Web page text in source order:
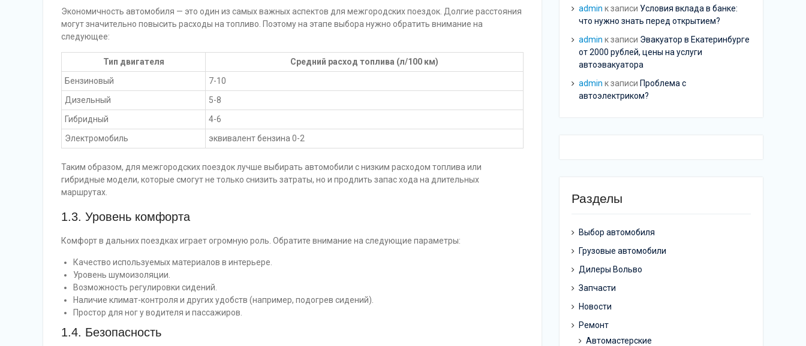
Экономичность автомобиля — это один из самых важных аспектов для межгородских поездок. Долгие расстояния
могут значительно повысить расходы на топливо. Поэтому на этапе выбора нужно обратить внимание на
следующее:
Тип двигателя
Средний расход топлива (л/100 км)
Бензиновый
7-10
Дизельный
5-8
Гибридный
4-6
Электромобиль
эквивалент бензина 0-2
Таким образом, для межгородских поездок лучше выбирать автомобили с низким расходом топлива или
гибридные модели, которые смогут не только снизить затраты, но и продлить запас хода на длительных
маршрутах.
1.3. Уровень комфорта
Комфорт в дальних поездках играет огромную роль. Обратите внимание на следующие параметры:
Качество используемых материалов в интерьере.
Уровень шумоизоляции.
Возможность регулировки сидений.
Наличие климат-контроля и других удобств (например, подогрев сидений).
Простор для ног у водителя и пассажиров.
1.4. Безопасность
admin к записи Условия вклада в банке:
что нужно знать перед открытием?
admin к записи Эвакуатор в Екатеринбурге
от 2000 рублей, цены на услуги
автоэвакуатора
admin к записи Проблема с
автоэлектриком?
Разделы
Выбор автомобиля
Грузовые автомобили
Дилеры Вольво
Запчасти
Новости
Ремонт
Автомастерские